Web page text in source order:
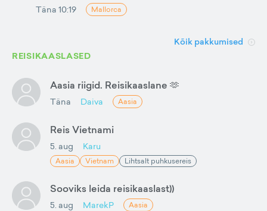
Täna 10:19 Mallorca
Kõik pakkumised
REISIKAASLASED
Aasia riigid. Reisikaaslane 🫶
Täna Daiva Aasia
Reis Vietnami
5. aug Karu
Aasia Vietnam Lihtsalt puhkusereis
Sooviks leida reisikaaslast))
5. aug MarekP Aasia